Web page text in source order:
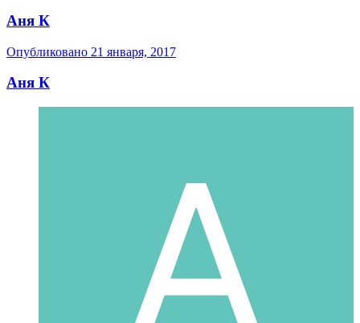
Аня К
Опубликовано 21 января, 2017
Аня К